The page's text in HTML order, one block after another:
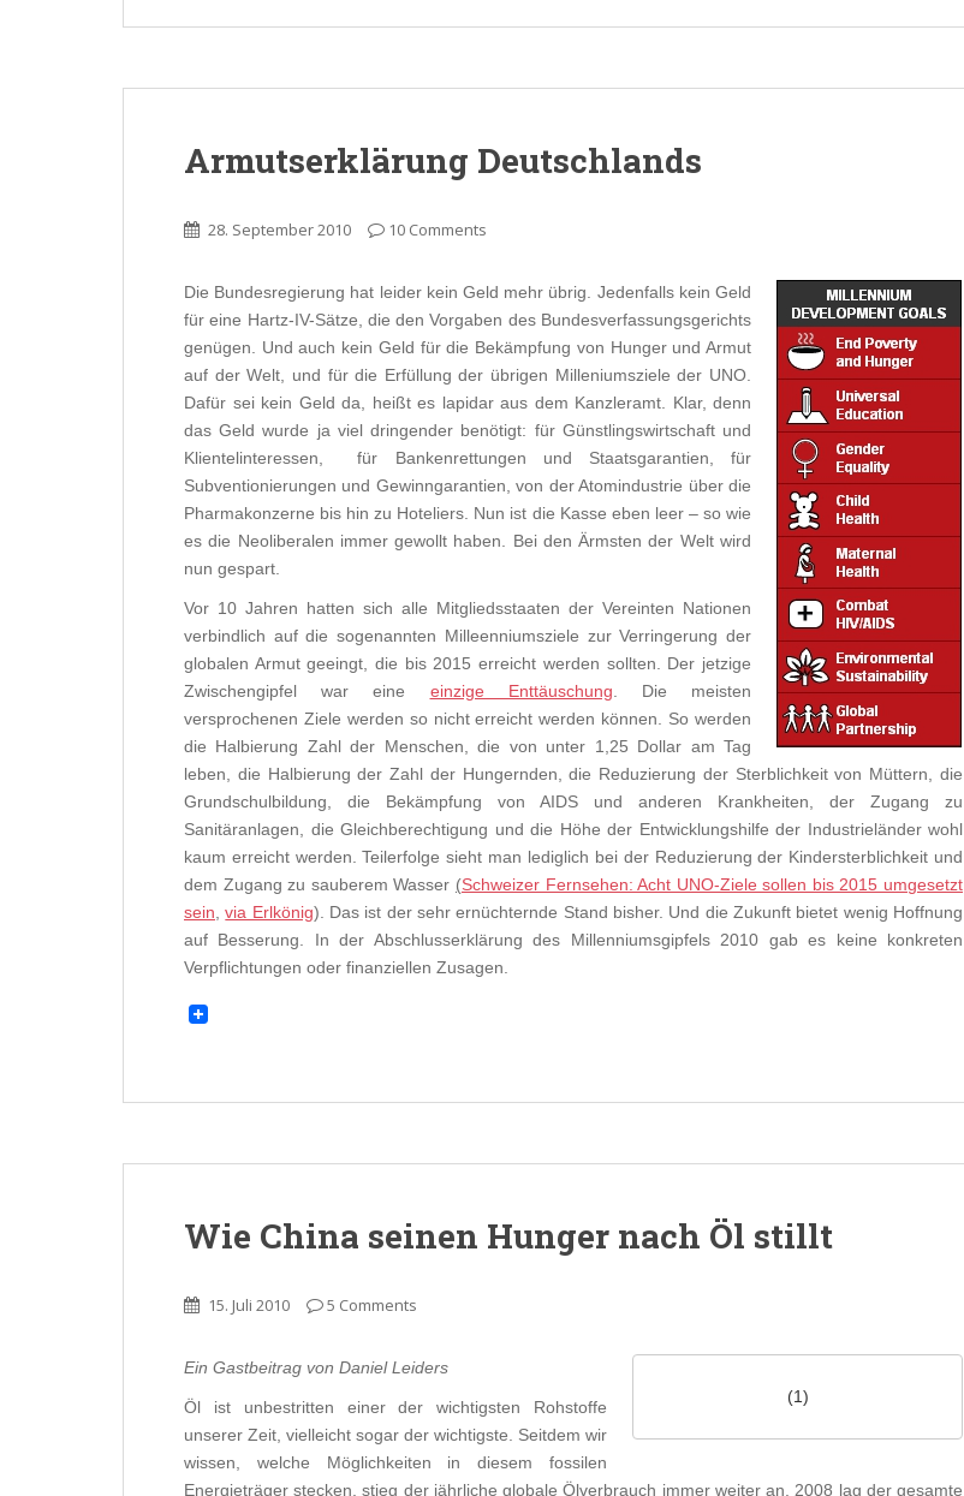
Armutserklärung Deutschlands
28. September 2010 10 Comments
Die Bundesregierung hat leider kein Geld mehr übrig. Jedenfalls kein Geld
für eine Hartz-IV-Sätze, die den Vorgaben des Bundesverfassungsgerichts
genügen. Und auch kein Geld für die Bekämpfung von Hunger und Armut
auf der Welt, und für die Erfüllung der übrigen Milleniumsziele der UNO.
Dafür sei kein Geld da, heißt es lapidar aus dem Kanzleramt. Klar, denn
das Geld wurde ja viel dringender benötigt: für Günstlingswirtschaft und
Klientelinteressen, für Bankenrettungen und Staatsgarantien, für
Subventionierungen und Gewinngarantien, von der Atomindustrie über die
Pharmakonzerne bis hin zu Hoteliers. Nun ist die Kasse eben leer – so wie
es die Neoliberalen immer gewollt haben. Bei den Ärmsten der Welt wird
nun gespart.
Vor 10 Jahren hatten sich alle Mitgliedsstaaten der Vereinten Nationen
verbindlich auf die sogenannten Milleenniumsziele zur Verringerung der
globalen Armut geeingt, die bis 2015 erreicht werden sollten. Der jetzige
Zwischengipfel war eine einzige Enttäuschung . Die meisten
versprochenen Ziele werden so nicht erreicht werden können. So werden
die Halbierung Zahl der Menschen, die von unter 1,25 Dollar am Tag
leben, die Halbierung der Zahl der Hungernden, die Reduzierung der Sterblichkeit von Müttern, die
Grundschulbildung, die Bekämpfung von AIDS und anderen Krankheiten, der Zugang zu
Sanitäranlagen, die Gleichberechtigung und die Höhe der Entwicklungshilfe der Industrieländer wohl
kaum erreicht werden. Teilerfolge sieht man lediglich bei der Reduzierung der Kindersterblichkeit und
dem Zugang zu sauberem Wasser (Schweizer Fernsehen: Acht UNO-Ziele sollen bis 2015 umgesetzt
sein ,via Erlkönig). Das ist der sehr ernüchternde Stand bisher. Und die Zukunft bietet wenig Hoffnung
auf Besserung. In der Abschlusserklärung des Millenniumsgipfels 2010 gab es keine konkreten
Verpflichtungen oder finanziellen Zusagen.
Wie China seinen Hunger nach Öl stillt
15. Juli 2010 5 Comments
(1)
Ein Gastbeitrag von Daniel Leiders
Öl ist unbestritten einer der wichtigsten Rohstoffe
unserer Zeit, vielleicht sogar der wichtigste. Seitdem wir
wissen, welche Möglichkeiten in diesem fossilen
Energieträger stecken, stieg der jährliche globale Ölverbrauch immer weiter an. 2008 lag der gesamte